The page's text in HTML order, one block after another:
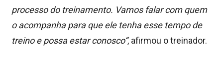
processo do treinamento. Vamos falar com quem
o acompanha para que ele tenha esse tempo de
treino e possa estar conosco“, afirmou o treinador.